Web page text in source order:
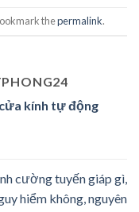
thepermalink.
cửa kính tự động
cường tuyến giáp gì,
hiểm không, nguyên